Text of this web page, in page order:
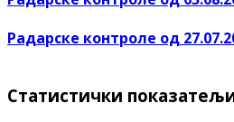
Радарске контроле од
Статистички